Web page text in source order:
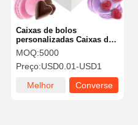
Caixas de bolos
personalizadas Caixas de
bolos de cartão durável
com janela
MOQ:5000
Preço:USD0.01-USD1
Melhor
Converse